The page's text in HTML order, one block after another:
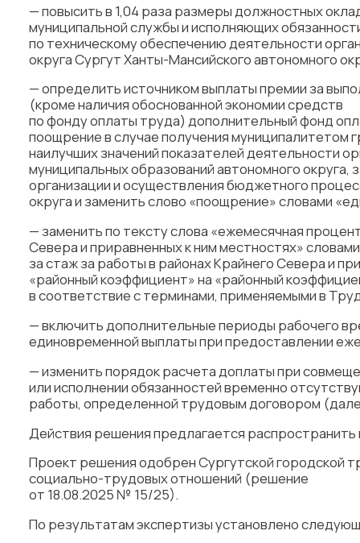
— повысить в 1,04 раза размеры должностных
муниципальной службы и исполняющих
по техническому обеспечению деятельности
округа Сургут Ханты-Мансийского автономного
— определить источником выплаты премии за
(кроме наличия обоснованной экономии средств
по фонду оплаты труда) дополнительный фонд
поощрение в случае получения муниципалитетом
наилучших значений показателей деятельности
муниципальных образований автономного округа,
организации и осуществления бюджетного
округа и заменить слово «поощрение» словами
— заменить по тексту слова «ежемесячная
Севера и приравненных к ним местностях»
за стаж за работы в районах Крайнего Севера и
«районный коэффициент» на «районный
в соответствие с терминами, применяемыми в
— включить дополнительные периоды рабочего
единовременной выплаты при предоставлении
— изменить порядок расчета доплаты при
или исполнении обязанностей временно
работы, определенной трудовым договором
Действия решения предлагается распространить
Проект решения одобрен Сургутской городской
социально-трудовых отношений (решение
от 18.08.2025 № 15/25).
По результатам экспертизы установлено